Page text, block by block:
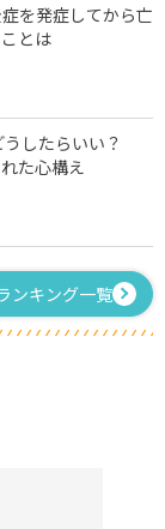
を発症してから亡
とは
うしたらいい？
た心構え
ンキング一覧